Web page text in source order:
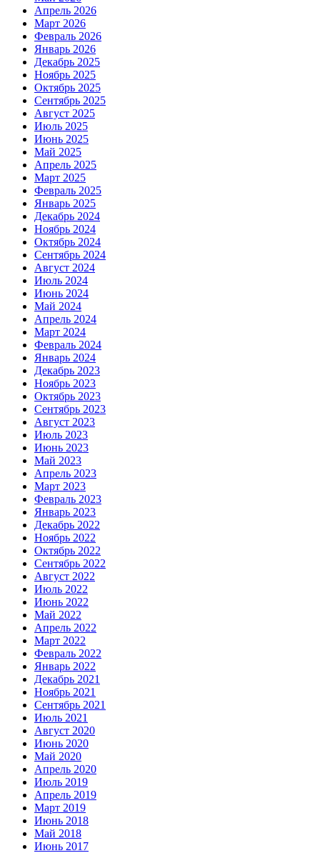
Апрель 2026
Март 2026
Февраль 2026
Январь 2026
Декабрь 2025
Ноябрь 2025
Октябрь 2025
Сентябрь 2025
Август 2025
Июль 2025
Июнь 2025
Май 2025
Апрель 2025
Март 2025
Февраль 2025
Январь 2025
Декабрь 2024
Ноябрь 2024
Октябрь 2024
Сентябрь 2024
Август 2024
Июль 2024
Июнь 2024
Май 2024
Апрель 2024
Март 2024
Февраль 2024
Январь 2024
Декабрь 2023
Ноябрь 2023
Октябрь 2023
Сентябрь 2023
Август 2023
Июль 2023
Июнь 2023
Май 2023
Апрель 2023
Март 2023
Февраль 2023
Январь 2023
Декабрь 2022
Ноябрь 2022
Октябрь 2022
Сентябрь 2022
Август 2022
Июль 2022
Июнь 2022
Май 2022
Апрель 2022
Март 2022
Февраль 2022
Январь 2022
Декабрь 2021
Ноябрь 2021
Сентябрь 2021
Июль 2021
Август 2020
Июнь 2020
Май 2020
Апрель 2020
Июль 2019
Апрель 2019
Март 2019
Июнь 2018
Май 2018
Июнь 2017